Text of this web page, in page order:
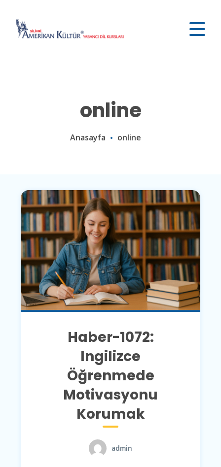
online
Anasayfa online
Haber-1072:
Ingilizce
Öğrenmede
Motivasyonu
Korumak
admin